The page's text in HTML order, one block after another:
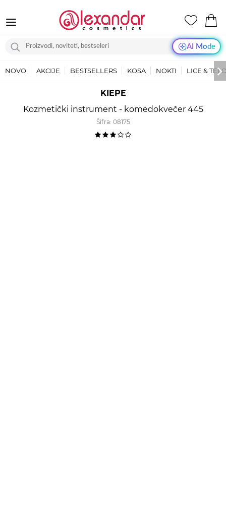
AI Mode
NOVO AKCIJE BESTSELLERS KOSA NOKTI LICE &
KIEPE
Kozmetički instrument - komedokvečer 445
Šifra: 08175